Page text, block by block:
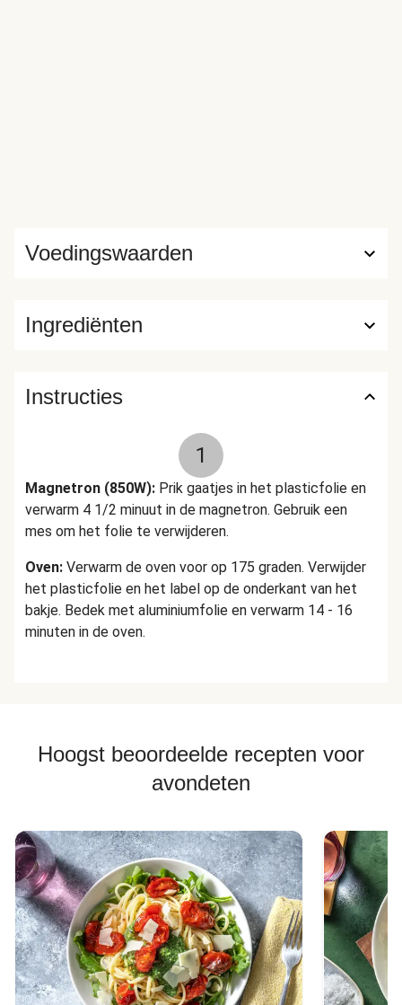
verwarming met behulp van een mes Opwarmen volgens de
39162 1090 WC Amsterdam Nederland
Ingrediënten
Voedingswaarden
Instructies
1
Magnetron (850W): Prik gaatjes in het plasticfolie en
verwarm 4 1/2 minuut in de magnetron. Gebruik een
mes om het folie te verwijderen.
Oven: Verwarm de oven voor op 175 graden. Verwijder
het plasticfolie en het label op de onderkant van het
bakje. Bedek met aluminiumfolie en verwarm 14 - 16
minuten in de oven.
Hoogst beoordeelde recepten voor
avondeten